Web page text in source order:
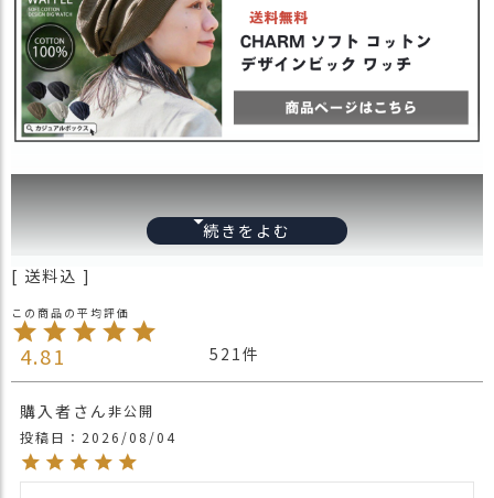
送料込
4.81 521
購入者
非公開
投稿日
2026/08/04